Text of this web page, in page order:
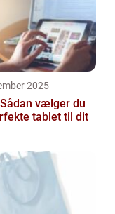
2025
vælger du
tablet til dit